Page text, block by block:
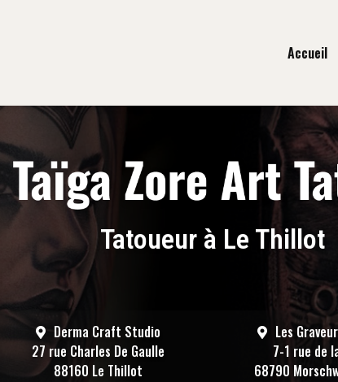
Accueil
Tatoueur à Le Thillot
Derma Craft Studio
27 rue Charles De Gaulle
88160 Le Thillot
Les
7-1 rue de
68790